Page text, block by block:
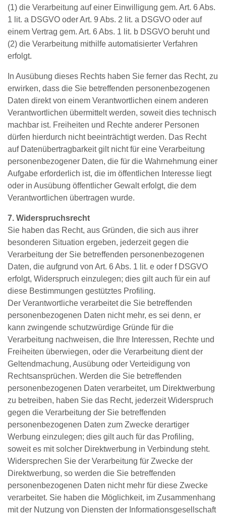
(1) die Verarbeitung auf einer Einwilligung gem. Art. 6 Abs.
1 lit. a DSGVO oder Art. 9 Abs. 2 lit. a DSGVO oder auf
einem Vertrag gem. Art. 6 Abs. 1 lit. b DSGVO beruht und
(2) die Verarbeitung mithilfe automatisierter Verfahren
erfolgt.
In Ausübung dieses Rechts haben Sie ferner das Recht, zu
erwirken, dass die Sie betreffenden personenbezogenen
Daten direkt von einem Verantwortlichen einem anderen
Verantwortlichen übermittelt werden, soweit dies technisch
machbar ist. Freiheiten und Rechte anderer Personen
dürfen hierdurch nicht beeinträchtigt werden. Das Recht
auf Datenübertragbarkeit gilt nicht für eine Verarbeitung
personenbezogener Daten, die für die Wahrnehmung einer
Aufgabe erforderlich ist, die im öffentlichen Interesse liegt
oder in Ausübung öffentlicher Gewalt erfolgt, die dem
Verantwortlichen übertragen wurde.
7. Widerspruchsrecht
Sie haben das Recht, aus Gründen, die sich aus ihrer
besonderen Situation ergeben, jederzeit gegen die
Verarbeitung der Sie betreffenden personenbezogenen
Daten, die aufgrund von Art. 6 Abs. 1 lit. e oder f DSGVO
erfolgt, Widerspruch einzulegen; dies gilt auch für ein auf
diese Bestimmungen gestütztes Profiling.
Der Verantwortliche verarbeitet die Sie betreffenden
personenbezogenen Daten nicht mehr, es sei denn, er
kann zwingende schutzwürdige Gründe für die
Verarbeitung nachweisen, die Ihre Interessen, Rechte und
Freiheiten überwiegen, oder die Verarbeitung dient der
Geltendmachung, Ausübung oder Verteidigung von
Rechtsansprüchen. Werden die Sie betreffenden
personenbezogenen Daten verarbeitet, um Direktwerbung
zu betreiben, haben Sie das Recht, jederzeit Widerspruch
gegen die Verarbeitung der Sie betreffenden
personenbezogenen Daten zum Zwecke derartiger
Werbung einzulegen; dies gilt auch für das Profiling,
soweit es mit solcher Direktwerbung in Verbindung steht.
Widersprechen Sie der Verarbeitung für Zwecke der
Direktwerbung, so werden die Sie betreffenden
personenbezogenen Daten nicht mehr für diese Zwecke
verarbeitet. Sie haben die Möglichkeit, im Zusammenhang
mit der Nutzung von Diensten der Informationsgesellschaft